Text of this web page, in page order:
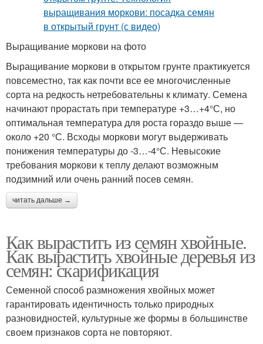
Выращивание моркови на фото
Выращивание моркови в открытом грунте практикуется
повсеместно, так как почти все ее многочисленные
сорта на редкость нетребовательны к климату. Семена
начинают прорастать при температуре +3…+4°С, но
оптимальная температура для роста гораздо выше —
около +20 °С. Всходы моркови могут выдерживать
понижения температуры до -3…-4°С. Невысокие
требования моркови к теплу делают возможным
подзимний или очень ранний посев семян.
читать дальше →
Как вырастить из семян хвойные.
Как вырастить хвойные деревья из
семян: скарификация
Семенной способ размножения хвойных может
гарантировать идентичность только природных
разновидностей, культурные же формы в большинстве
своем признаков сорта не повторяют.